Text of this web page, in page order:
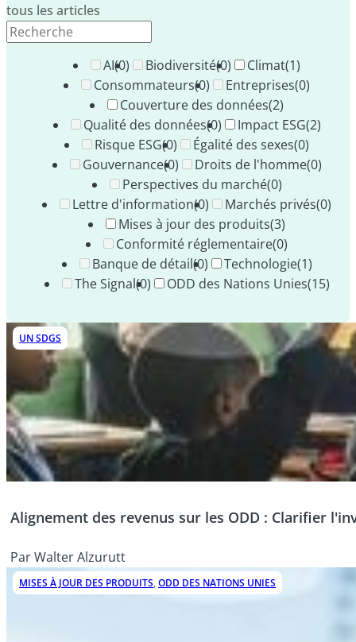
tous les articles
AI(0) Biodiversité(0) Climat(1)
Consommateurs(0) Entreprises(0)
Couverture des données(2)
Qualité des données(0) Impact ESG(2)
Risque ESG(0) Égalité des sexes(0)
Gouvernance(0) Droits de l'homme(0)
Perspectives du marché(0)
Lettre d'information(0) Marchés privés(0)
Mises à jour des produits(3)
Conformité réglementaire(0)
Banque de détail(0) Technologie(1)
The Signal(0) ODD des Nations Unies(15)
UN SDGS
Alignement des revenus sur les ODD : Clarifier
Par Walter Alzurutt
MISES À JOUR DES PRODUITS,ODD DES NATIONS UNIES